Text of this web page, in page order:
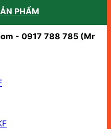
- 0941 062 224 (Mr
- 0917 788 785 (Mr
PHẨM